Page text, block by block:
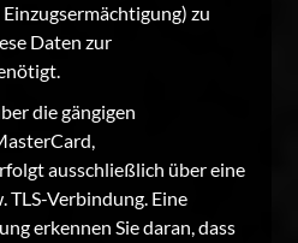
zu
Daten zur
die gängigen
ausschließlich über eine
TLS-Verbindung. Eine
erkennen Sie daran, dass